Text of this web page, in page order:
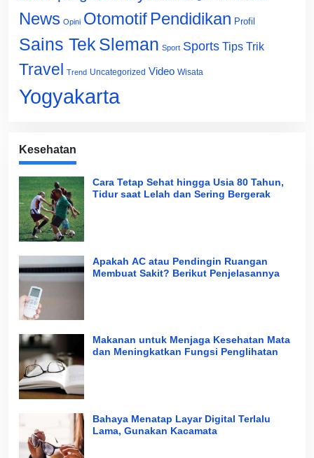
News Opini Otomotif Pendidikan Profil
Sains Tek Sleman Sport Sports Tips Trik
Travel Trend Uncategorized Video Wisata
Yogyakarta
Kesehatan
Cara Tetap Sehat hingga Usia 80 Tahun,
Tidur saat Lelah dan Sering Bergerak
Apakah AC atau Pendingin Ruangan
Membuat Sakit? Berikut Penjelasannya
Makanan untuk Menjaga Kesehatan Mata
dan Meningkatkan Fungsi Penglihatan
Bahaya Menatap Layar Digital Terlalu
Lama, Gunakan Kacamata